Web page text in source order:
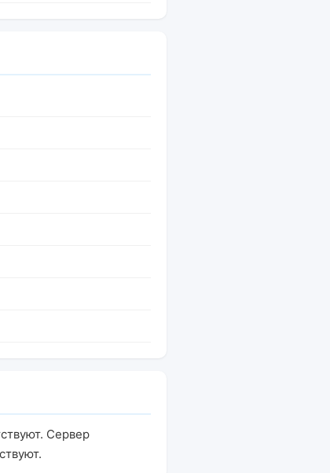
Сервер